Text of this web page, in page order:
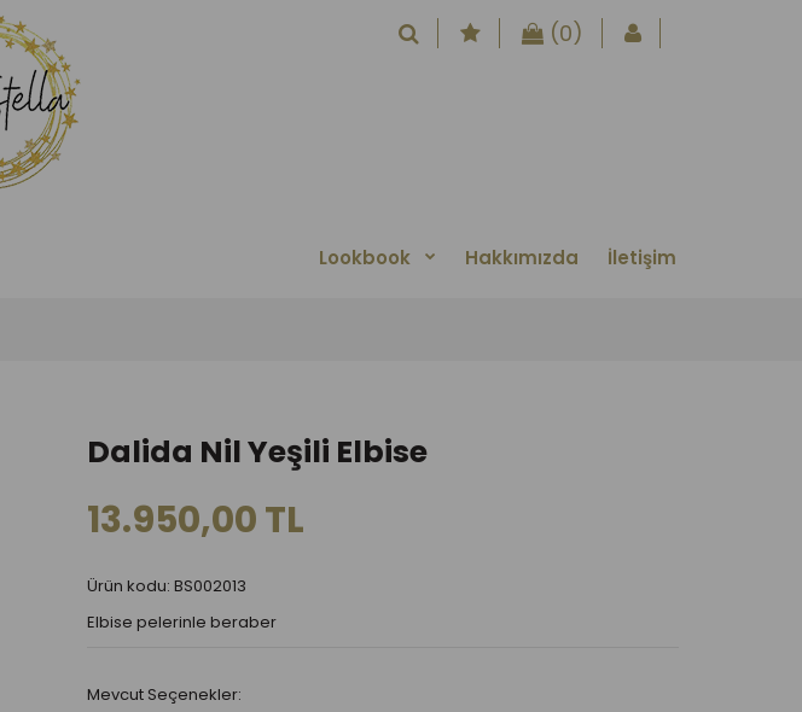
(0)
Lookbook Hakkımızda İletişim
Dalida Nil Yeşili Elbise
13.950,00 TL
Ürün kodu: BS002013
Elbise pelerinle beraber
Mevcut Seçenekler: